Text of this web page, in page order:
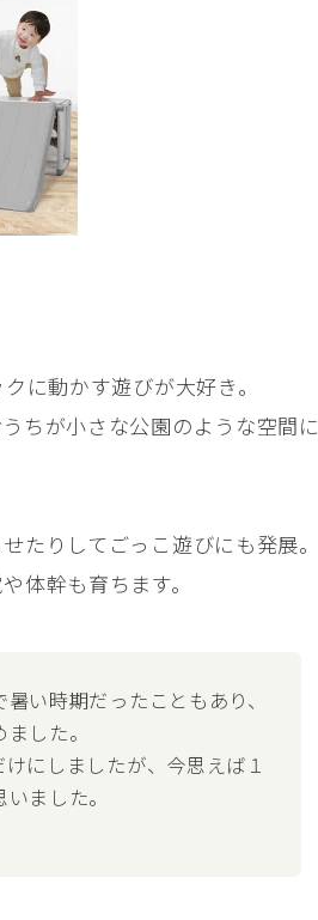
に動かす遊びが大好き。
ちが小さな公園のような空間に
たりしてごっこ遊びにも発展。
体幹も育ちます。
い時期だったこともあり、
した。
にしましたが、今思えば１
ました。